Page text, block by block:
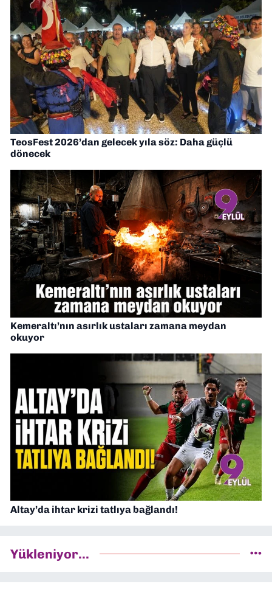
TeosFest 2026’dan gelecek yıla söz: Daha güçlü
dönecek
Kemeraltı’nın asırlık ustaları zamana meydan
okuyor
Altay’da ihtar krizi tatlıya bağlandı!
Yükleniyor...